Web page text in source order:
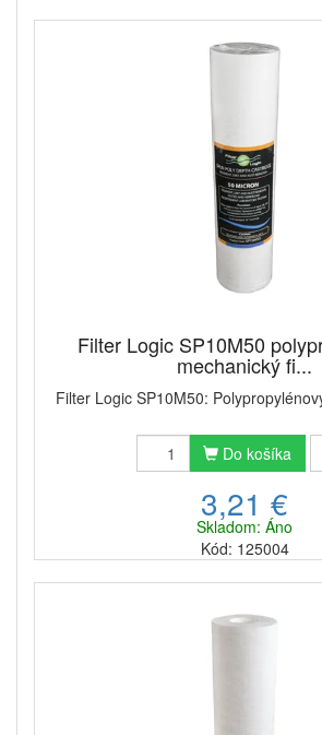
Filter Logic SP10M50
mechanický fi...
Filter Logic SP10M50:
Do košíka
3,21 €
Skladom: Áno
Kód: 125004